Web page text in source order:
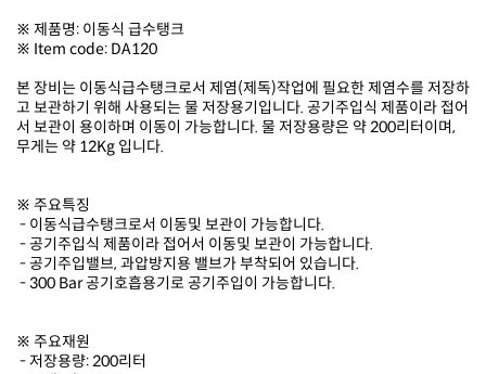
※ 제품명: 이동식 급수탱크
※ Item code: DA120
무게는 약 12Kg 입니다.
※ 주요특징
- 이동식급수탱크로서 이동및 보관이 가능합니다.
- 공기주입식 제품이라 접어서 이동및 보관이 가능합니다.
- 공기주입밸브, 과압방지용 밸브가 부착되어 있습니다.
- 300 Bar 공기호흡용기로 공기주입이 가능합니다.
※ 주요재원
- 저장용량: 200리터